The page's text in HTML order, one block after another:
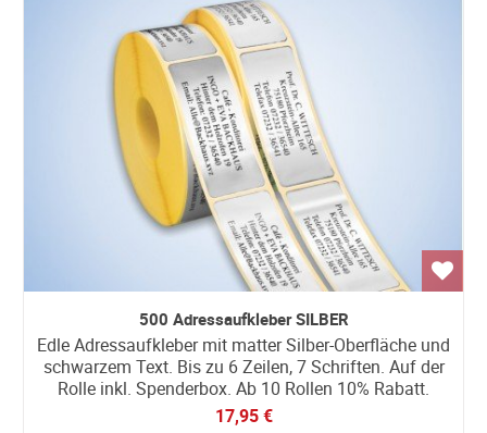
500 Adressaufkleber SILBER
Edle Adressaufkleber mit matter Silber-Oberfläche und
schwarzem Text. Bis zu 6 Zeilen, 7 Schriften. Auf der
Rolle inkl. Spenderbox. Ab 10 Rollen 10% Rabatt.
17,95 €